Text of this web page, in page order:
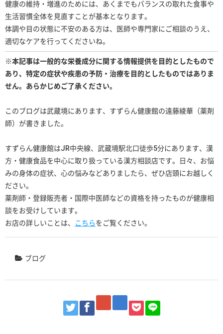
健康の維持・増進のためには、あくまでもバランスの取れた食事や
生活習慣全体を見直すことが基本となります。
体調や目の状態に不安のある方は、医師や専門家にご相談のうえ、
適切なケアを行ってくださいね。
※本記事は一般的な栄養成分に関する情報提供を目的としたもので
あり、特定の症状や疾患の予防・治療を目的としたものではありま
せん。あらかじめご了承ください。
このブログは武蔵境にあります、すずらん健康館の遠藤綾華（薬剤
師）が書きました。
すずらん健康館はJR中央線、武蔵境駅北口徒歩5分にあります、漢
方・健康食品を中心に取り扱っている漢方相談店です。日々、お悩
みの身体の症状、心の悩みなどありましたら、ぜひ店頭にお越しく
ださい。
薬剤師・登録販売者・国際中医師などの資格を持ったものが健康相
談をお受けしています。
お店の詳しいことは、
こちらをご覧ください。
ブログ